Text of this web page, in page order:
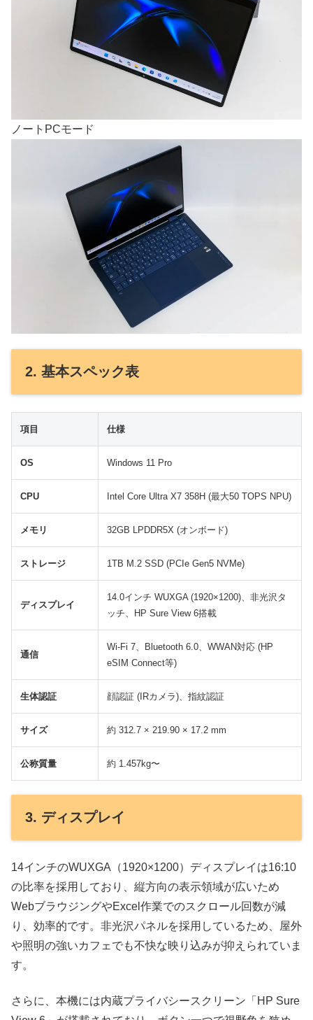
ノートPCモード
2. 基本スペック表
項目 仕様
OS Windows 11 Pro
CPU Intel Core Ultra X7 358H (最大50 TOPS NPU)
メモリ 32GB LPDDR5X (オンボード)
ストレージ 1TB M.2 SSD (PCIe Gen5 NVMe)
ディスプレイ
14.0インチ WUXGA (1920×1200)、非光沢タ
ッチ、HP Sure View 6搭載
通信
Wi-Fi 7、Bluetooth 6.0、WWAN対応 (HP
eSIM Connect等)
生体認証 顔認証 (IRカメラ)、指紋認証
サイズ 約 312.7 × 219.90 × 17.2 mm
公称質量 約 1.457kg〜
3. ディスプレイ
14インチのWUXGA（1920×1200）ディスプレイは16:10
の比率を採用しており、縦方向の表示領域が広いため
WebブラウジングやExcel作業でのスクロール回数が減
り、効率的です。非光沢パネルを採用しているため、屋外
や照明の強いカフェでも不快な映り込みが抑えられていま
す。
さらに、本機には内蔵プライバシースクリーン「HP Sure